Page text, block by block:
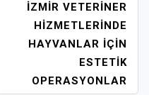
İZMIR VETERINER
HIZMETLERINDE
HAYVANLAR İÇIN
ESTETIK
OPERASYONLAR